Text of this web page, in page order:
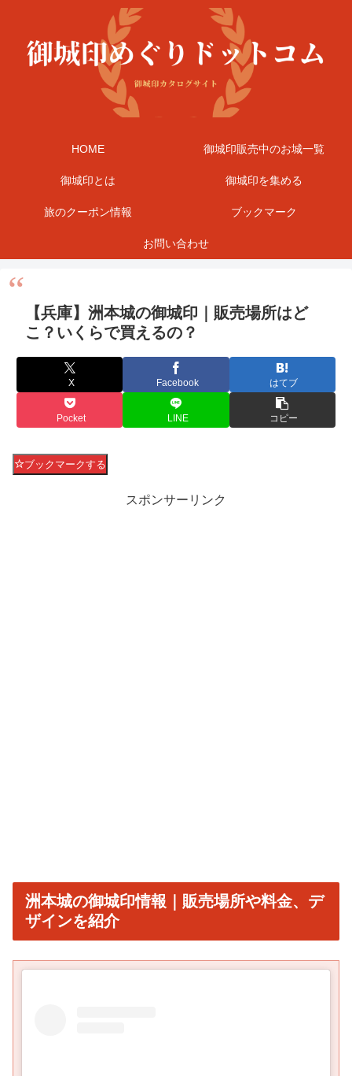
HOME 御城印販売中のお城一覧
御城印とは 御城印を集める
旅のクーポン情報 ブックマーク
お問い合わせ
【兵庫】洲本城の御城印｜販売場所はど
こ？いくらで買えるの？
X Facebook はてブ
Pocket LINE コピー
ブックマークする
スポンサーリンク
洲本城の御城印情報｜販売場所や料金、デ
ザインを紹介